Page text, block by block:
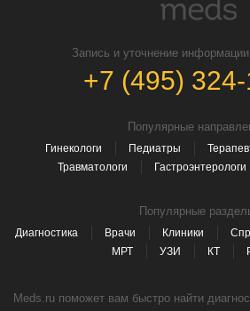
Запись и уточнение
+7 (495)
Популярные
Гинекологи Педиатры
Травматологи
Гастроэнтерологи
Популярные
Диагностика Врачи Клиники
МРТ
УЗИ КТ
Meds.ru поможет вам быстро найти